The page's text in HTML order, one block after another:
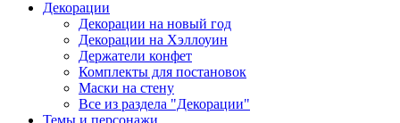
Декорации
Декорации на новый год
Декорации на Хэллоуин
Держатели конфет
Комплекты для постановок
Маски на стену
Все из раздела "Декорации"
Темы и персонажи